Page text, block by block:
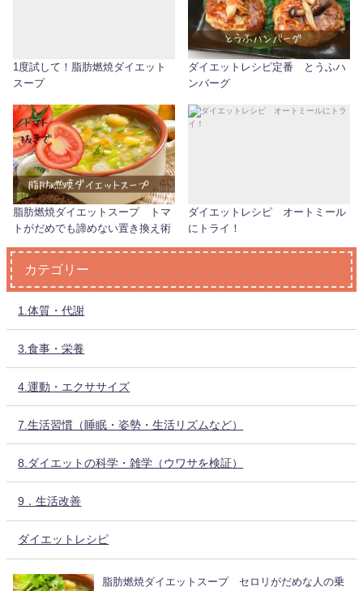
1度試して！脂肪燃焼ダイエット
スープ
ダイエットレシピ定番 とうふハ
ンバーグ
脂肪燃焼ダイエットスープ トマ
トがだめでも諦めない置き換え術
ダイエットレシピ オートミール
にトライ！
カテゴリー
1.体質・代謝
3.食事・栄養
4.運動・エクササイズ
7.生活習慣（睡眠・姿勢・生活リズムなど）
8.ダイエットの科学・雑学（ウワサを検証）
9．生活改善
ダイエットレシピ
脂肪燃焼ダイエットスープ セロリがだめな人の乗